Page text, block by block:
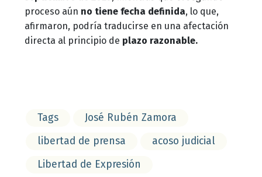
proceso aún no tiene fecha definida, lo que,
afirmaron, podría traducirse en una afectación
directa al principio de plazo razonable.
Tags
José Rubén Zamora
libertad de prensa
acoso judicial
Libertad de Expresión